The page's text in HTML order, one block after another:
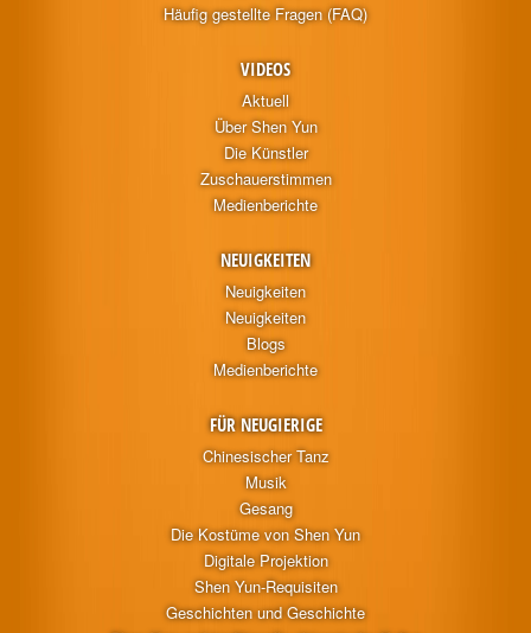
Häufig gestellte Fragen (FAQ)
VIDEOS
Aktuell
Über Shen Yun
Die Künstler
Zuschauerstimmen
Medienberichte
NEUIGKEITEN
Neuigkeiten
Neuigkeiten
Blogs
Medienberichte
FÜR NEUGIERIGE
Chinesischer Tanz
Musik
Gesang
Die Kostüme von Shen Yun
Digitale Projektion
Shen Yun-Requisiten
Geschichten und Geschichte